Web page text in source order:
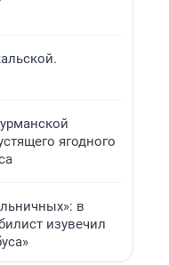
ягодного
в
изувечил